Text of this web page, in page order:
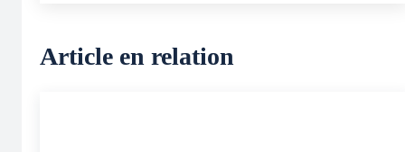
Article en relation